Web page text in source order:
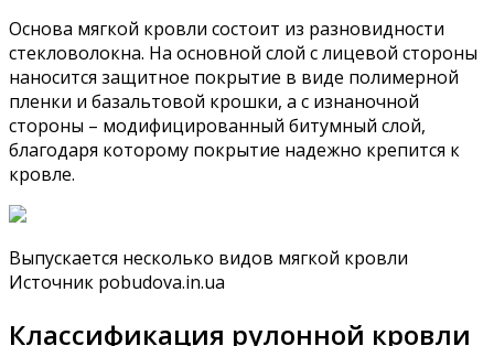
Основа мягкой кровли состоит из разновидности
стекловолокна. На основной слой с лицевой стороны
наносится защитное покрытие в виде полимерной
пленки и базальтовой крошки, а с изнаночной
стороны – модифицированный битумный слой,
благодаря которому покрытие надежно крепится к
кровле.
Выпускается несколько видов мягкой кровли
Источник pobudova.in.ua
Классификация рулонной кровли